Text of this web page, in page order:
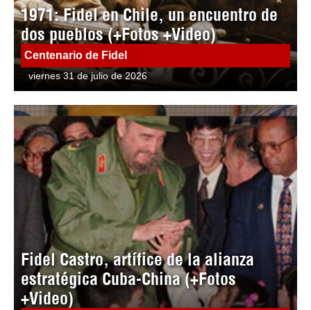
1971: Fidel en Chile, un encuentro de
dos pueblos (+Fotos +Video)
Centenario de Fidel
viernes 31 de julio de 2026
Fidel Castro, artífice de la alianza
estratégica Cuba-China (+Fotos
+Video)